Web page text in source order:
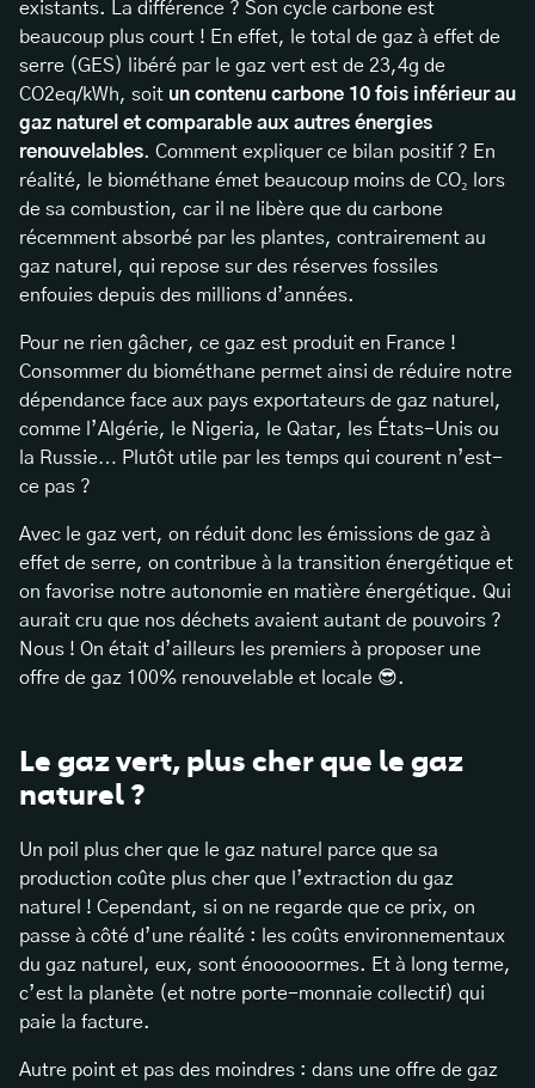
existants. La différence ? Son cycle carbone est
beaucoup plus court ! En effet, le total de gaz à effet de
serre (GES) libéré par le gaz vert est de 23,4g de
CO2eq/kWh, soit un contenu carbone 10 fois inférieur au
gaz naturel et comparable aux autres énergies
renouvelables. Comment expliquer ce bilan positif ? En
réalité, le biométhane émet beaucoup moins de CO₂ lors
de sa combustion, car il ne libère que du carbone
récemment absorbé par les plantes, contrairement au
gaz naturel, qui repose sur des réserves fossiles
enfouies depuis des millions d’années.
Pour ne rien gâcher, ce gaz est produit en France !
Consommer du biométhane permet ainsi de réduire notre
dépendance face aux pays exportateurs de gaz naturel,
comme l’Algérie, le Nigeria, le Qatar, les États-Unis ou
la Russie… Plutôt utile par les temps qui courent n’est-
ce pas ?
Avec le gaz vert, on réduit donc les émissions de gaz à
effet de serre, on contribue à la transition énergétique et
on favorise notre autonomie en matière énergétique. Qui
aurait cru que nos déchets avaient autant de pouvoirs ?
Nous ! On était d’ailleurs les premiers à proposer une
offre de gaz 100% renouvelable et locale 😎.
Le gaz vert, plus cher que le gaz
naturel ?
Un poil plus cher que le gaz naturel parce que sa
production coûte plus cher que l’extraction du gaz
naturel ! Cependant, si on ne regarde que ce prix, on
passe à côté d’une réalité : les coûts environnementaux
du gaz naturel, eux, sont énooooormes. Et à long terme,
c’est la planète (et notre porte-monnaie collectif) qui
paie la facture.
Autre point et pas des moindres : dans une offre de gaz